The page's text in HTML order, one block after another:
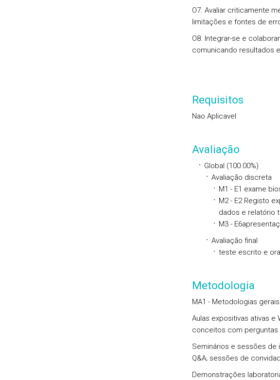
O7. Avaliar criticamente
limitações e fontes de
O8. Integrar-se e
comunicando resultados
Requisitos
Nao Aplicavel
Avaliação
Global (100.00%)
Avaliação discreta
M1 - E1 exame
M2 - E2 Registo
dados e relatório
M3 -
Avaliação final
teste escrito e
Metodologia
MA1 - Metodologias gerais
Aulas expositivas ativas
conceitos com
Seminários e sessões
Q&A; sessões de
Demonstrações